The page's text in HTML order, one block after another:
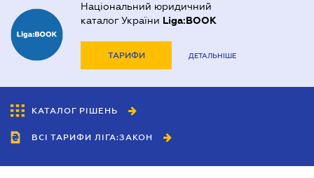
Національний юридичний
каталог України Liga:BOOK
ТАРИФИ ДЕТАЛЬНІШЕ
КАТАЛОГ РІШЕНЬ
ВСІ ТАРИФИ ЛІГА:ЗАКОН